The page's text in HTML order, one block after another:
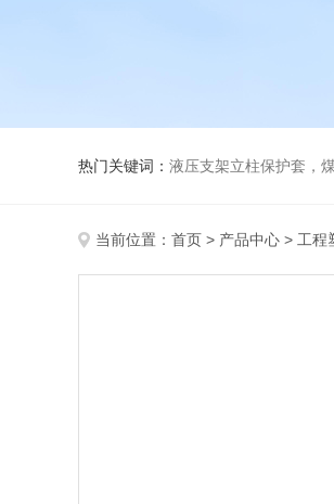
热门关键词： 液压支架立柱保护套，
当前位置： 首页 > 产品中心 > 工程